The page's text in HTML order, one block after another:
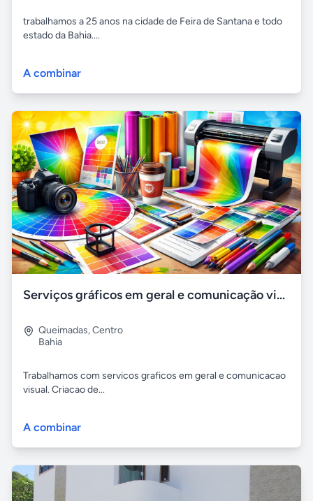
trabalhamos a 25 anos na cidade de Feira de Santana e todo
estado da Bahia....
A combinar
Serviços gráficos em geral e comunicação visual
Queimadas,Centro
Bahia
Trabalhamos com servicos graficos em geral e comunicacao
visual. Criacao de...
A combinar